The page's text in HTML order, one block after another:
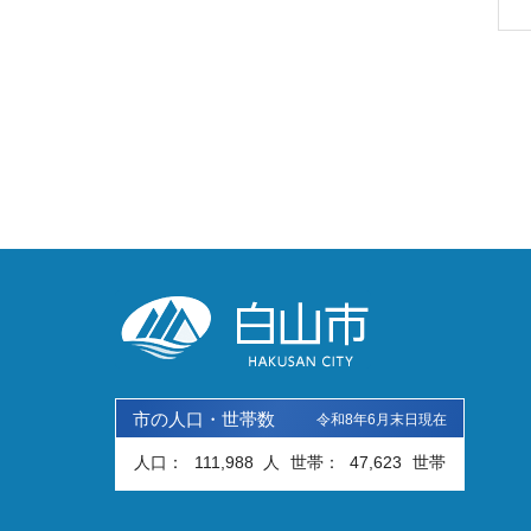
市の人口・世帯数 令和8年6月末日現在
人口： 111,988 人 世帯： 47,623 世帯